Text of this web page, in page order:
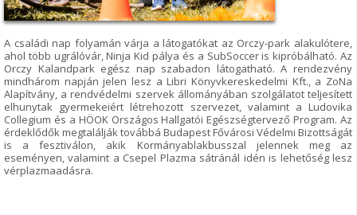
A családi nap folyamán várja a látogatókat az Orczy-park alakulótere,
ahol több ugrálóvár, Ninja Kid pálya és a SubSoccer is kipróbálható. Az
Orczy Kalandpark egész nap szabadon látogatható. A rendezvény
mindhárom napján jelen lesz a Libri Könyvkereskedelmi Kft., a ZoNa
Alapítvány, a rendvédelmi szervek állományában szolgálatot teljesített
elhunytak gyermekeiért létrehozott szervezet, valamint a Ludovika
Collegium és a HÖOK Országos Hallgatói Egészségtervező Program. Az
érdeklődők megtalálják továbbá Budapest Fővárosi Védelmi Bizottságát
is a fesztiválon, akik Kormányablakbusszal jelennek meg az
eseményen, valamint a Csepel Plazma sátránál idén is lehetőség lesz
vérplazmaadásra.